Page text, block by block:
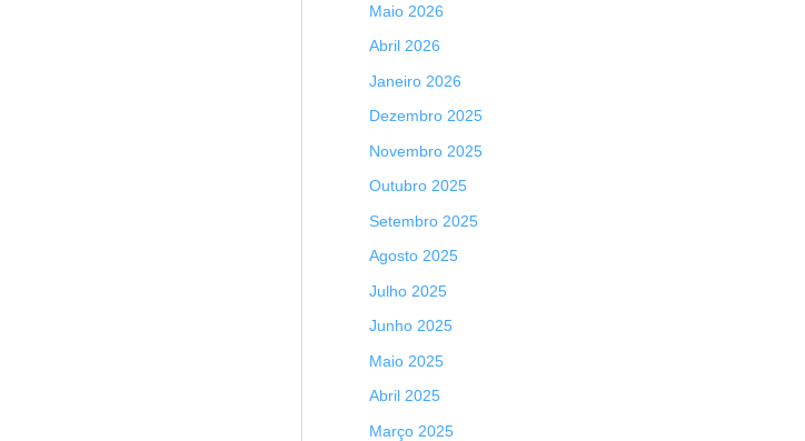
Maio 2026
Abril 2026
Janeiro 2026
Dezembro 2025
Novembro 2025
Outubro 2025
Setembro 2025
Agosto 2025
Julho 2025
Junho 2025
Maio 2025
Abril 2025
Março 2025